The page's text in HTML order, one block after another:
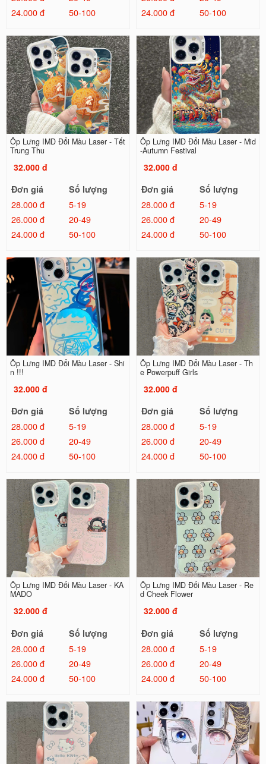
24.000 đ
50-100
24.000 đ
50-100
Ốp Lưng IMD Đổi Màu Laser - Tết
Trung Thu
32.000 đ
Đơn giá
Số lượng
28.000 đ
5-19
26.000 đ
20-49
24.000 đ
50-100
Ốp Lưng IMD Đổi Màu Laser - Mid
-Autumn Festival
32.000 đ
Đơn giá
Số lượng
28.000 đ
5-19
26.000 đ
20-49
24.000 đ
50-100
Ốp Lưng IMD Đổi Màu Laser - Shi
n !!!
32.000 đ
Đơn giá
Số lượng
28.000 đ
5-19
26.000 đ
20-49
24.000 đ
50-100
Ốp Lưng IMD Đổi Màu Laser - Th
e Powerpuff Girls
32.000 đ
Đơn giá
Số lượng
28.000 đ
5-19
26.000 đ
20-49
24.000 đ
50-100
Ốp Lưng IMD Đổi Màu Laser - KA
MADO
32.000 đ
Đơn giá
Số lượng
28.000 đ
5-19
26.000 đ
20-49
24.000 đ
50-100
Ốp Lưng IMD Đổi Màu Laser - Re
d Cheek Flower
32.000 đ
Đơn giá
Số lượng
28.000 đ
5-19
26.000 đ
20-49
24.000 đ
50-100